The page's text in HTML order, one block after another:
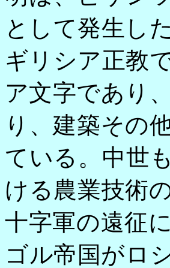
として発生し
ギリシア正教
ア文字であり
り、建築その
ている。中世
ける農業技術
十字軍の遠征
ゴル帝国がロ